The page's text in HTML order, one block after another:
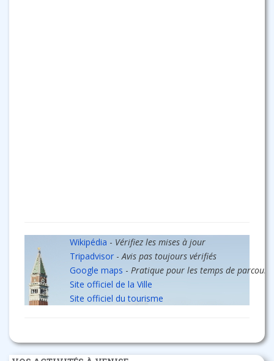
Wikipédia - Vérifiez les mises à jour
Tripadvisor-Avis pas toujours vérifiés
Google maps - Pratique pour les temps de parcours
Site officiel de la Ville
Site officiel du tourisme